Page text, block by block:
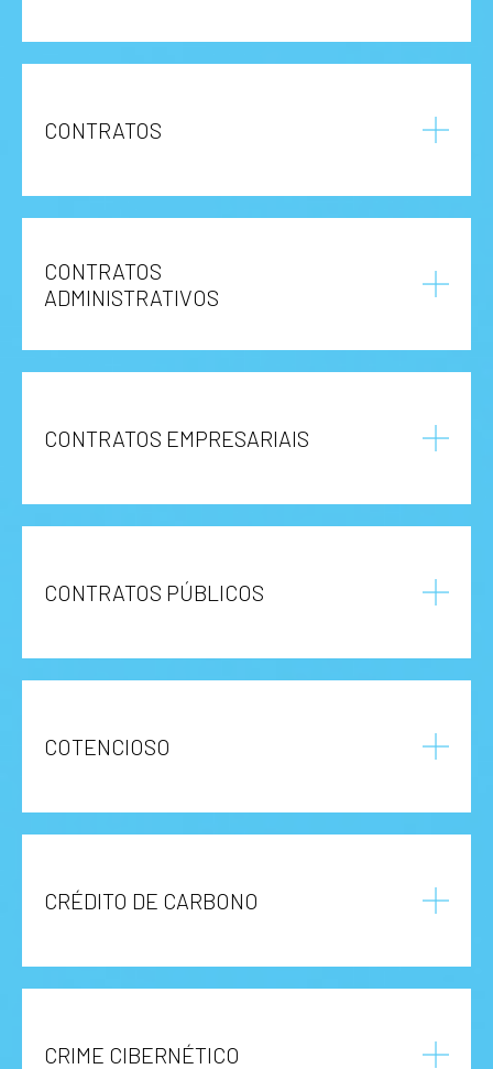
CONTRATOS
CONTRATOS
ADMINISTRATIVOS
CONTRATOS EMPRESARIAIS
CONTRATOS PÚBLICOS
COTENCIOSO
CRÉDITO DE CARBONO
CRIME CIBERNÉTICO